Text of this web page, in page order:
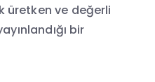
üretken ve değerli
bir